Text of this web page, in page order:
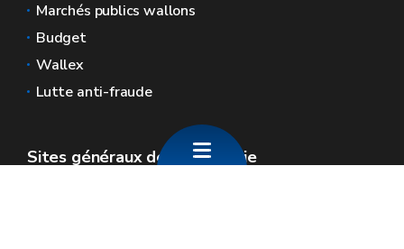
Marchés publics wallons
Budget
Wallex
Lutte anti-fraude
Sites généraux de la Wallonie